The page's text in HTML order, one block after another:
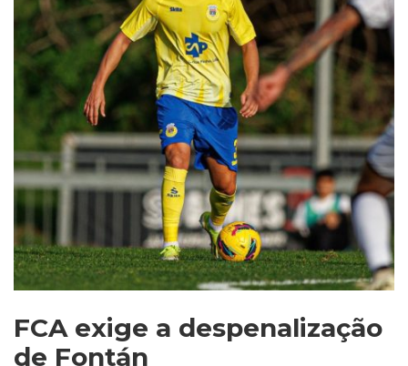
FCA exige a despenalização
de Fontán